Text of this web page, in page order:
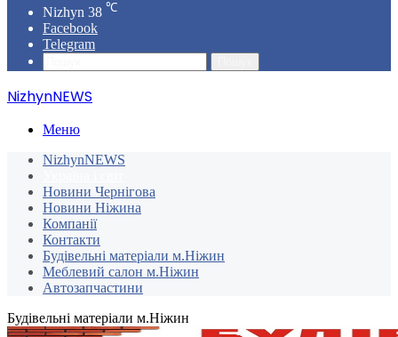
Nizhyn 38 ℃
Facebook
Telegram
NizhynNEWS
Меню
NizhynNEWS
Новини Чернігова
Новини Ніжина
Компанії
Контакти
Будівельні матеріали м.Ніжин
Меблевий салон м.Ніжин
Автозапчастини
Будівельні матеріали м.Ніжин